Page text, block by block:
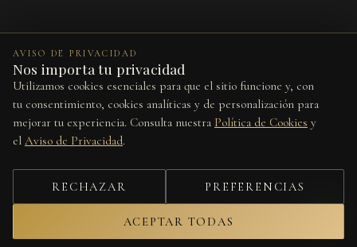
TérminosAviso de Privacidad CookiesDevolucionesPreferencias de cookies
Este sitio está protegido por reCAPTCHA y se aplican laPolítica de
Privacidad
© 2026 Splendor Vita. Todos los derechos reservados.
AVISO DE PRIVACIDAD
Nos importa tu privacidad
Utilizamos cookies esenciales para que el sitio funcione y, con
tu consentimiento, cookies analíticas y de personalización para
mejorar tu experiencia. Consulta nuestra Política de Cookies y
el Aviso de Privacidad.
RECHAZAR PREFERENCIAS
ACEPTAR TODAS